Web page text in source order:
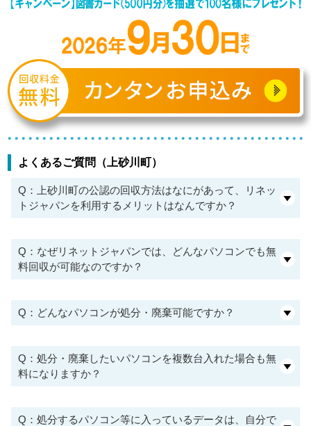
よくあるご質問（上砂川町）
Q：上砂川町の公認の回収方法はなにがあって、リネッ
トジャパンを利用するメリットはなんですか？
Q：なぜリネットジャパンでは、どんなパソコンでも無
料回収が可能なのですか？
Q：どんなパソコンが処分・廃棄可能ですか？
Q：処分・廃棄したいパソコンを複数台入れた場合も無
料になりますか？
Q：処分するパソコン等に入っているデータは、自分で